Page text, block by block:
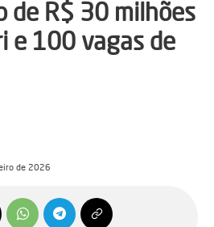
de R$ 30 milhões
e 100 vagas de
de 2026